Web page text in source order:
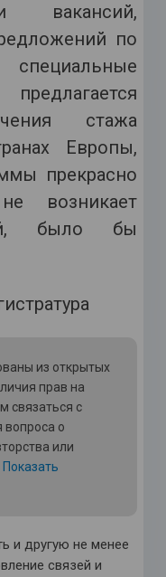
вакансий,
по
стажа
Европы,
прекрасно
возникает
было бы
из открытых
прав на
связаться с
о
или
Показать
и другую не менее
связей и